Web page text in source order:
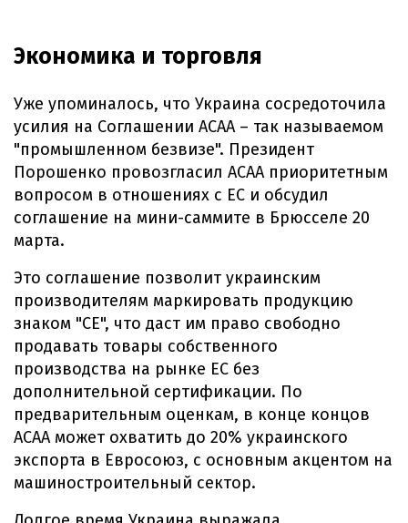
Экономика и торговля
Уже упоминалось, что Украина сосредоточила
усилия на Соглашении АСАА – так называемом
"промышленном безвизе". Президент
Порошенко провозгласил АСАА приоритетным
вопросом в отношениях с ЕС и обсудил
соглашение на мини-саммите в Брюсселе 20
марта.
Это соглашение позволит украинским
производителям маркировать продукцию
знаком "СЕ", что даст им право свободно
продавать товары собственного
производства на рынке ЕС без
дополнительной сертификации. По
предварительным оценкам, в конце концов
АСАА может охватить до 20% украинского
экспорта в Евросоюз, с основным акцентом на
машиностроительный сектор.